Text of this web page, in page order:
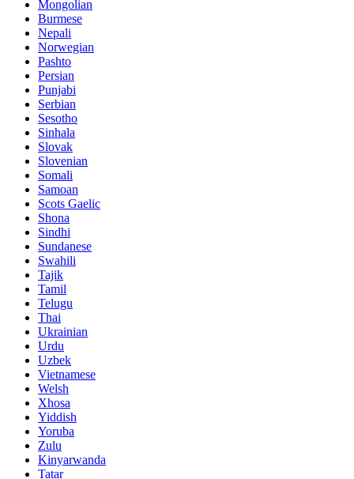
Mongolian
Burmese
Nepali
Norwegian
Pashto
Persian
Punjabi
Serbian
Sesotho
Sinhala
Slovak
Slovenian
Somali
Samoan
Scots Gaelic
Shona
Sindhi
Sundanese
Swahili
Tajik
Tamil
Telugu
Thai
Ukrainian
Urdu
Uzbek
Vietnamese
Welsh
Xhosa
Yiddish
Yoruba
Zulu
Kinyarwanda
Tatar